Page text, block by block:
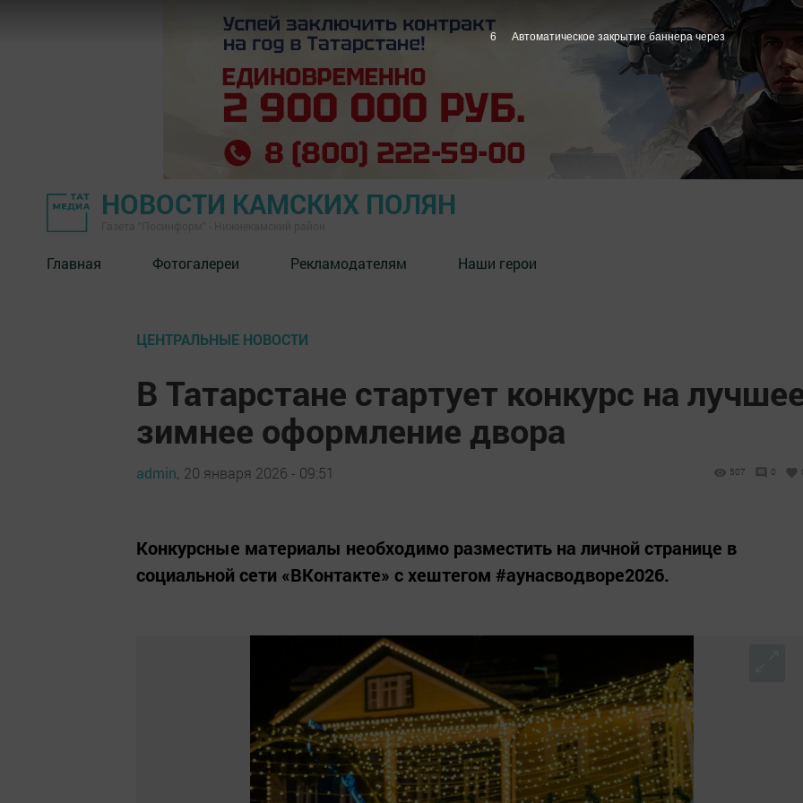
НОВОСТИ КАМСКИХ ПОЛЯН
Главная Фотогалереи Рекламодателям Наши герои
ЦЕНТРАЛЬНЫЕ НОВОСТИ
В Татарстане стартует конкурс на
зимнее оформление двора
admin, 20 января 2026 - 09:51 507 0
Конкурсные материалы необходимо разместить на личной странице в
социальной сети «ВКонтакте» с хештегом #аунасводворе2026.
5 Автоматическое закрытие баннера через